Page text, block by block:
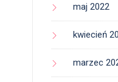
maj 2022
kwiecień
marzec